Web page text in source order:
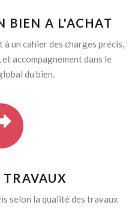
BIEN A L'ACHAT
à un cahier des charges précis,
accompagnement dans le
du bien.
selon la qualité des travaux